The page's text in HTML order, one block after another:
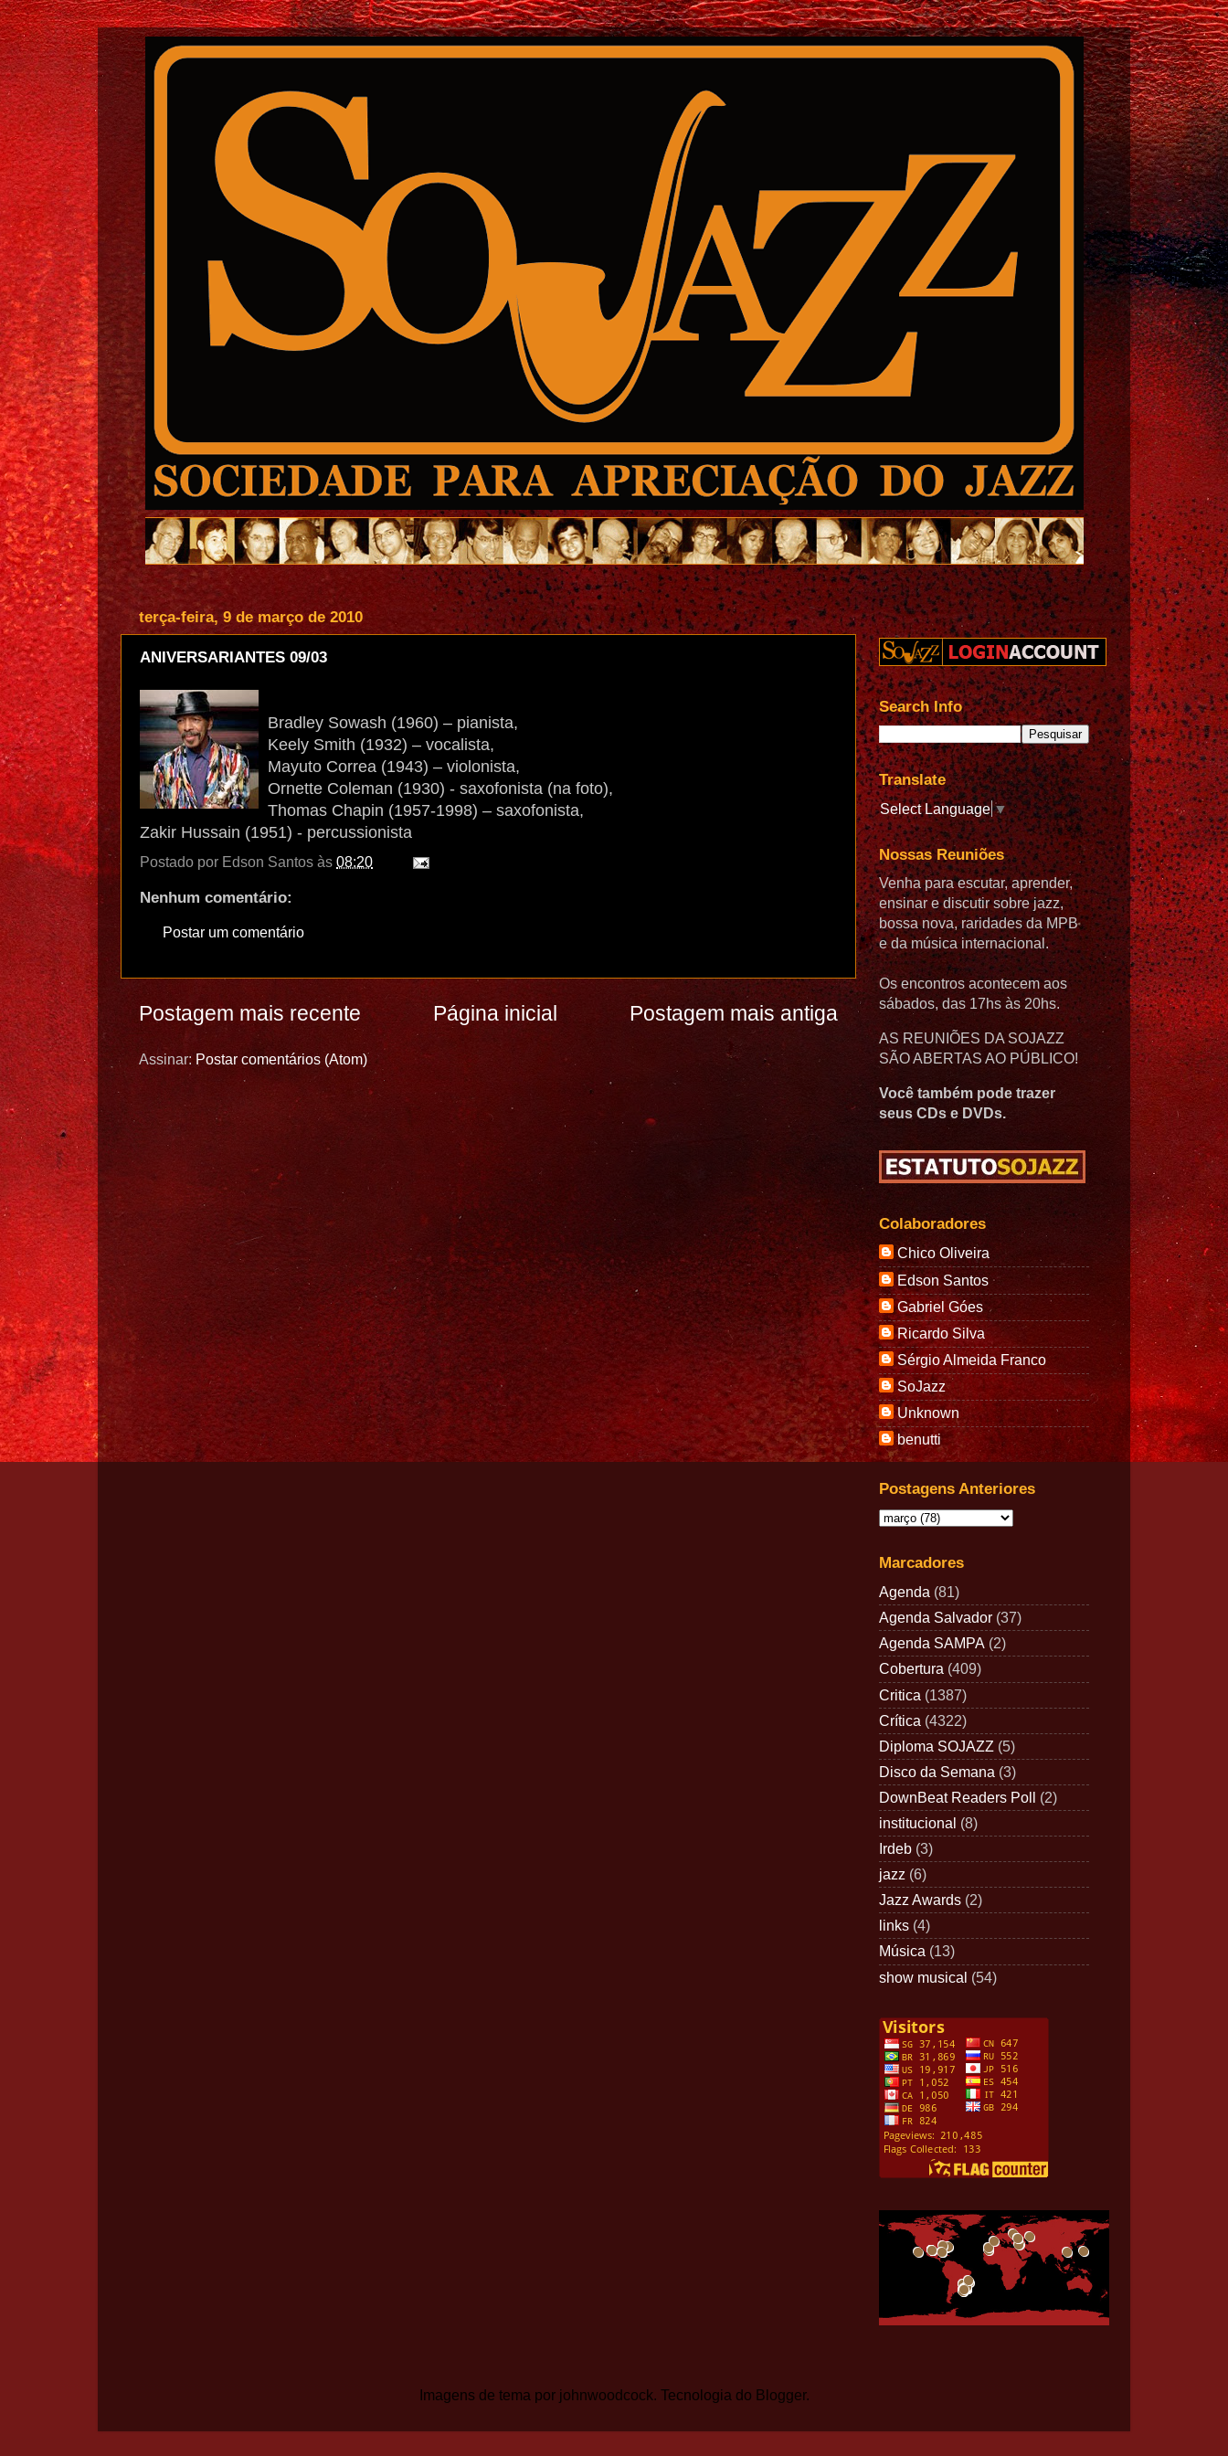
terça-feira, 9 de março de 2010
ANIVERSARIANTES 09/03
Bradley Sowash (1960) – pianista,
Keely Smith (1932) – vocalista,
Mayuto Correa (1943) – violonista,
Ornette Coleman (1930) - saxofonista (na foto),
Thomas Chapin (1957-1998) – saxofonista,
Zakir Hussain (1951) - percussionista
Postado por Edson Santos às 08:20
Nenhum comentário:
Postar um comentário
Postagem mais recente Postagem mais antiga
Página inicial
Assinar: Postar comentários (Atom)
Search Info
Translate
Select Language▼
Nossas Reuniões
Venha para escutar, aprender,
ensinar e discutir sobre jazz,
bossa nova, raridades da MPB
e da música internacional.
Os encontros acontecem aos
sábados, das 17hs às 20hs.
AS REUNIÕES DA SOJAZZ
SÃO ABERTAS AO PÚBLICO!
Você também pode trazer
seus CDs e DVDs.
Colaboradores
Chico Oliveira
Edson Santos
Gabriel Góes
Ricardo Silva
Sérgio Almeida Franco
SoJazz
Unknown
benutti
Postagens Anteriores
Marcadores
Agenda (81)
Agenda Salvador (37)
Agenda SAMPA (2)
Cobertura (409)
Critica (1387)
Crítica (4322)
Diploma SOJAZZ (5)
Disco da Semana (3)
DownBeat Readers Poll (2)
institucional (8)
Irdeb (3)
jazz (6)
Jazz Awards (2)
links (4)
Música (13)
show musical (54)
Imagens de tema por johnwoodcock. Tecnologia do Blogger.